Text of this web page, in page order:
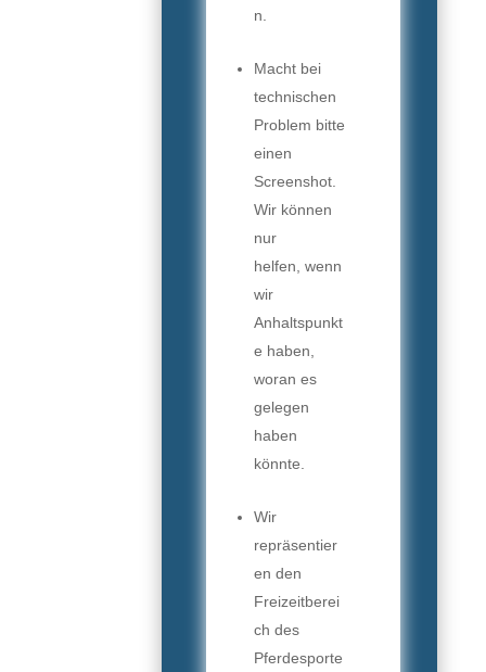
n.
Macht bei
technischen
Problem bitte
einen
Screenshot.
Wir können
nur
helfen, wenn
wir
Anhaltspunkt
e haben,
woran es
gelegen
haben
könnte.
Wir
repräsentier
en den
Freizeitberei
ch des
Pferdesporte